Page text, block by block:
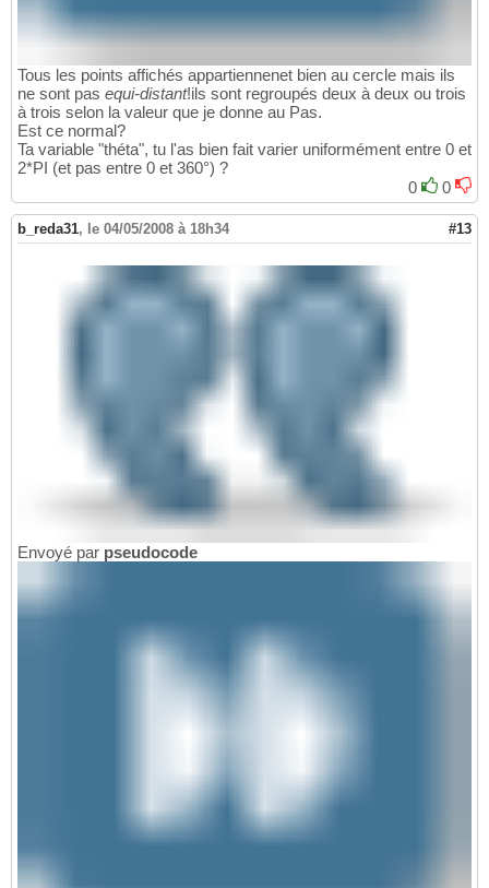
Tous les points affichés appartiennenet bien au cercle mais ils
ne sont pas equi-distant!ils sont regroupés deux à deux ou trois
à trois selon la valeur que je donne au Pas.
Est ce normal?
Ta variable "théta", tu l'as bien fait varier uniformément entre 0 et
2*PI (et pas entre 0 et 360°) ?
0
0
b_reda31, le 04/05/2008 à 18h34 #13
Envoyé par pseudocode